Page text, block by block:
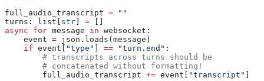
full_audio_transcript = ""
turns: list[ str =
async for message in websocket:
    event
= json.loads(message)
    if
event[ "type" == "turn.end" :
        # transcripts across turns should be
        # concatenated without formatting!
        full_audio_transcript
+= event[ "transcript"